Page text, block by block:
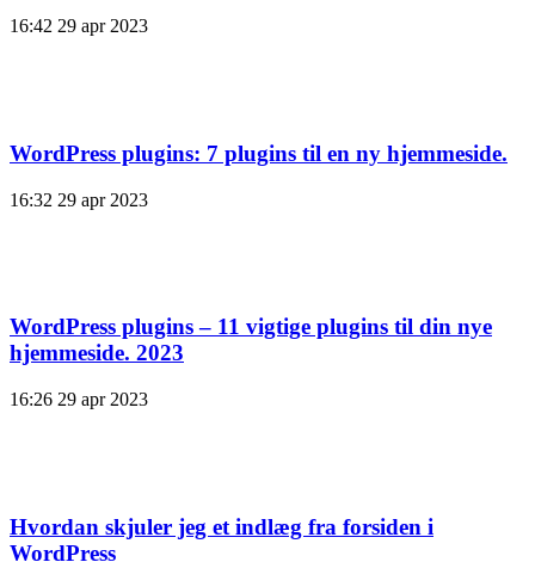
16:42 29 apr 2023
WordPress plugins: 7 plugins til en ny hjemmeside.
16:32 29 apr 2023
WordPress plugins – 11 vigtige plugins til din nye
hjemmeside. 2023
16:26 29 apr 2023
Hvordan skjuler jeg et indlæg fra forsiden i
WordPress